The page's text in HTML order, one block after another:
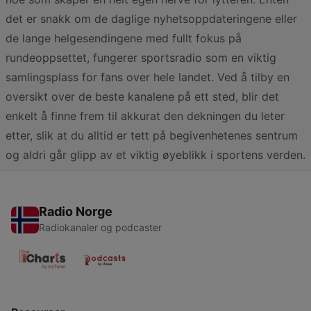
det er snakk om de daglige nyhetsoppdateringene eller
de lange helgesendingene med fullt fokus på
rundeoppsettet, fungerer sportsradio som en viktig
samlingsplass for fans over hele landet. Ved å tilby en
oversikt over de beste kanalene på ett sted, blir det
enkelt å finne frem til akkurat den dekningen du leter
etter, slik at du alltid er tett på begivenhetenes sentrum
og aldri går glipp av et viktig øyeblikk i sportens verden.
Radio Norge
Radiokanaler og podcaster